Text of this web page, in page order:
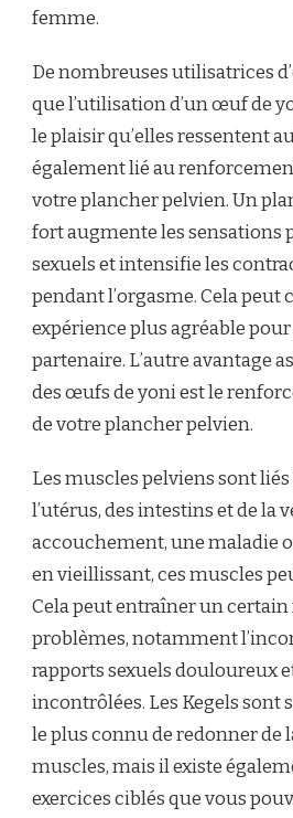
femme.
De nombreuses utilisatrices
que l’utilisation d’un œuf de
le plaisir qu’elles ressentent
également lié au
votre plancher pelvien. Un
fort augmente les sensations
sexuels et intensifie les
pendant l’orgasme. Cela peut
expérience plus agréable
partenaire. L’autre avantage
des œufs de yoni est le
de votre plancher pelvien.
Les muscles pelviens sont liés
l’utérus, des intestins et de la
accouchement, une maladie
en vieillissant, ces muscles
Cela peut entraîner un
problèmes, notamment
rapports sexuels douloureux
incontrôlées. Les Kegels sont
le plus connu de redonner de
muscles, mais il existe
exercices ciblés que vous